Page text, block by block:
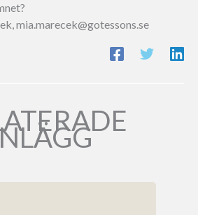
mia.marecek@gotessons.se